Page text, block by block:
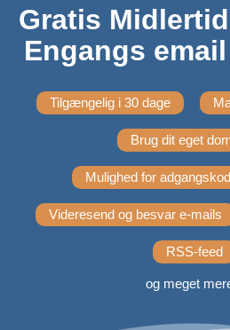
Gratis
Engangs
Tilgængelig i 30 dage
Brug dit eget
Mulighed for
Videresend og besvar e-mails
RSS-feed
og meget